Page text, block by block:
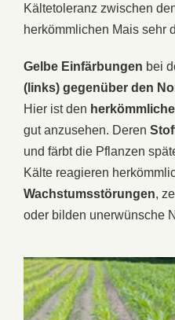
Kältetoleranz zwischen
herkömmlichen Mais sehr
Gelbe Einfärbungen bei
(links) gegenüber den
Hier ist den
gut anzusehen. Deren
und färbt die Pflanzen
Kälte reagieren
Wachstumsstörungen,
oder bilden unerwünsche